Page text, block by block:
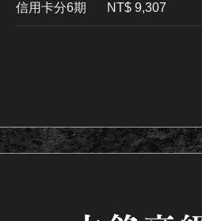
信用卡分6期 NT$ 9,307